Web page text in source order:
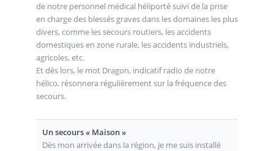
de notre personnel médical héliporté suivi de la prise
en charge des blessés graves dans les domaines les plus
divers, comme les secours routiers, les accidents
domestiques en zone rurale, les accidents industriels,
agricoles, etc.
Et dès lors, le mot Dragon, indicatif radio de notre
hélico, résonnera régulièrement sur la fréquence des
secours.
Un secours « Maison »
Dès mon arrivée dans la région, je me suis installé